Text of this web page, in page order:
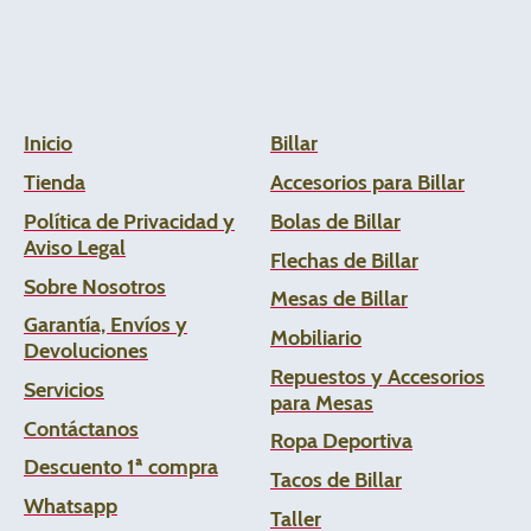
Inicio
Tienda
Política de Privacidad y
Aviso Legal
Sobre Nosotros
Garantía, Envíos y
Devoluciones
Servicios
Contáctanos
Descuento 1ª compra
Whatsapp
Billar
Accesorios para Billar
Bolas de Billar
Flechas de Billar
Mesas de Billar
Mobiliario
Repuestos y Accesorios
para Mesas
Ropa Deportiva
Tacos de Billar
Taller